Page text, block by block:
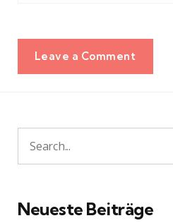
Leave a Comment
Search
for:
Neueste Beiträge